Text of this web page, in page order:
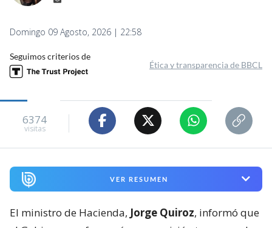
Domingo 09 Agosto, 2026 | 22:58
Seguimos criterios de
Ética y transparencia de BBCL
6374
visitas
VER RESUMEN
El ministro de Hacienda, Jorge Quiroz, informó que